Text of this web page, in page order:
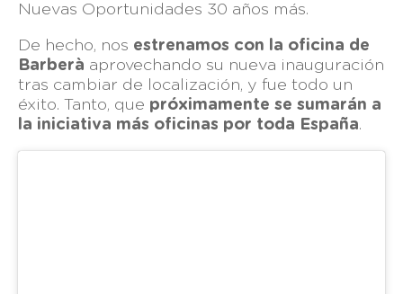
Nuevas Oportunidades 30 años más.
De hecho, nos estrenamos con la oficina de
Barberà aprovechando su nueva inauguración
tras cambiar de localización, y fue todo un
éxito. Tanto, que próximamente se sumarán a
la iniciativa más oficinas por toda España.